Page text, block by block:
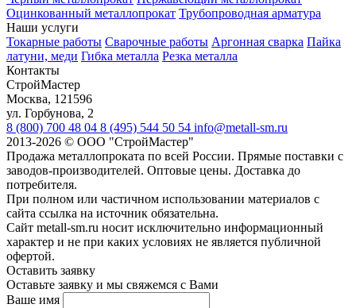
Оцинкованный металлопрокат Трубопроводная арматура
Наши услуги
Токарные работы Сварочные работы Аргонная сварка Пайка
латуни, меди Гибка металла Резка металла
Контакты
СтройМастер
Москва, 121596
ул. Горбунова, 2
8 (800) 700 48 04 8 (495) 544 50 54 info@metall-sm.ru
2013-2026 © ООО "СтройМастер"
Продажа металлопроката по всей России. Прямые поставки с
заводов-производителей. Оптовые цены. Доставка до
потребителя.
При полном или частичном использовании материалов с
сайта ссылка на источник обязательна.
Сайт metall-sm.ru носит исключительно информационный
характер и не при каких условиях не является публичной
офертой.
Оставить заявку
Оставьте заявку и мы свяжемся с Вами
Ваше имя